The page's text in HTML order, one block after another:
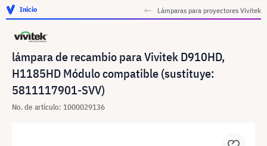
Inicio Lámparas para proyectores Vivitek
lámpara de recambio para Vivitek D910HD,
H1185HD Módulo compatible (sustituye:
5811117901-SVV)
No. de artículo: 1000029136